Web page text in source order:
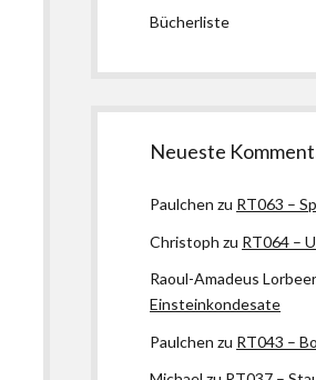
Bücherliste
Neueste
Paulchen zu RT063 –
Christoph zu RT064 –
Raoul-Amadeus Lorbeer
Einsteinkondesate
Paulchen zu RT043 –